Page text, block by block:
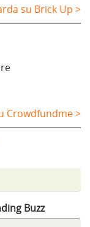
su Brick Up >
Crowdfundme >
Buzz